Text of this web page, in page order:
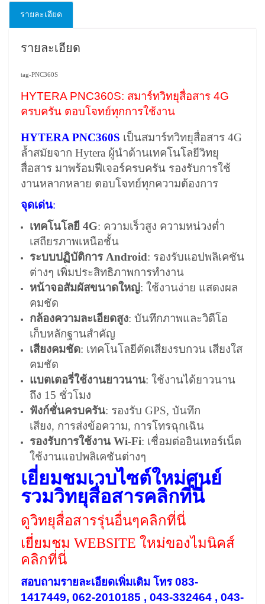
รายละเอียด
รายละเอียด
tag-PNC360S
HYTERA PNC360S: สมาร์ทวิทยุสื่อสาร 4G
ครบครัน ตอบโจทย์ทุกการใช้งาน
HYTERA PNC360S เป็นสมาร์ทวิทยุสื่อสาร 4G
ล้ำสมัยจาก Hytera ผู้นำด้านเทคโนโลยีวิทยุ
สื่อสาร มาพร้อมฟีเจอร์ครบครัน รองรับการใช้
งานหลากหลาย ตอบโจทย์ทุกความต้องการ
จุดเด่น:
เทคโนโลยี 4G: ความเร็วสูง ความหน่วงต่ำ
เสถียรภาพเหนือชั้น
ระบบปฏิบัติการ Android: รองรับแอปพลิเคชัน
ต่างๆ เพิ่มประสิทธิภาพการทำงาน
หน้าจอสัมผัสขนาดใหญ่: ใช้งานง่าย แสดงผล
คมชัด
กล้องความละเอียดสูง: บันทึกภาพและวิดีโอ
เก็บหลักฐานสำคัญ
เสียงคมชัด: เทคโนโลยีตัดเสียงรบกวน เสียงใส
คมชัด
แบตเตอรี่ใช้งานยาวนาน: ใช้งานได้ยาวนาน
ถึง 15 ชั่วโมง
ฟังก์ชั่นครบครัน: รองรับ GPS, บันทึก
เสียง, การส่งข้อความ, การโทรฉุกเฉิน
รองรับการใช้งาน Wi-Fi: เชื่อมต่ออินเทอร์เน็ต
ใช้งานแอปพลิเคชันต่างๆ
เยี่ยมชมเวบไซต์ใหม่ศูนย์
รวมวิทยุสื่อสารคลิกที่นี่
ดูวิทยุสื่อสารรุ่นอื่นๆคลิกที่นี่
เยี่ยมชม WEBSITE ใหม่ของไมนิคส์
คลิกที่นี่
สอบถามรายละเอียดเพิ่มเติม โทร 083-
1417449, 062-2010185 , 043-332464 , 043-